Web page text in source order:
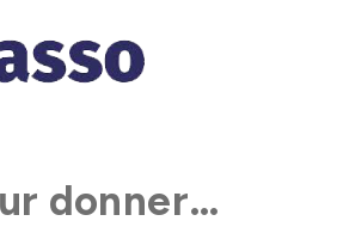
donner…